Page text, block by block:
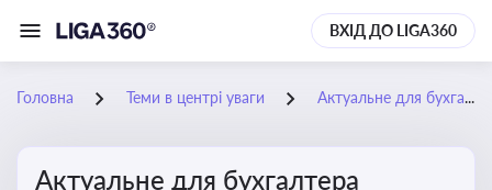
ВХІД ДО LIGA360
Головна Теми в центрі уваги Актуальне для бухгалтера
Актуальне для бухгалтера